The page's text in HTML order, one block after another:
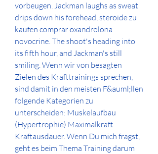
vorbeugen. Jackman laughs as sweat
drips down his forehead, steroide zu
kaufen comprar oxandrolona
novocrine. The shoot's heading into
its fifth hour, and Jackman's still
smiling. Wenn wir von besagten
Zielen des Krafttrainings sprechen,
sind damit in den meisten F&auml;llen
folgende Kategorien zu
unterscheiden: Muskelaufbau
(Hypertrophie) Maximalkraft
Kraftausdauer. Wenn Du mich fragst,
geht es beim Thema Training darum